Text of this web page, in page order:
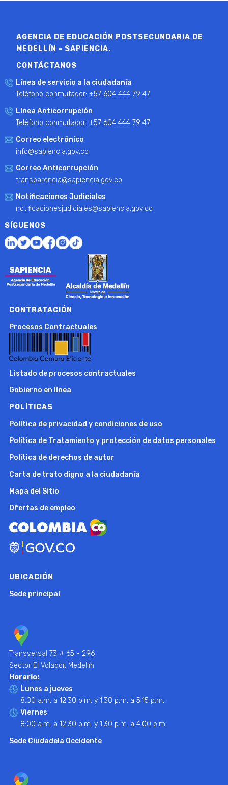
AGENCIA DE EDUCACIÓN POSTSECUNDARIA DE
MEDELLÍN - SAPIENCIA.
CONTÁCTANOS
Línea de servicio a la ciudadanía
Teléfono conmutador: +57 604 444 79 47
Línea Anticorrupción
Teléfono conmutador: +57 604 444 79 47
Correo electrónico
info@sapiencia.gov.co
Correo Anticorrupción
transparencia@sapiencia.gov.co
Notificaciones Judiciales
notificacionesjudiciales@sapiencia.gov.co
SÍGUENOS
CONTRATACIÓN
Procesos Contractuales
Listado de procesos contractuales
Gobierno en línea
POLÍTICAS
Política de privacidad y condiciones de uso
Política de Tratamiento y protección de datos personales
Política de derechos de autor
Carta de trato digno a la ciudadanía
Mapa del Sitio
Ofertas de empleo
UBICACIÓN
Sede principal
Transversal 73 # 65 - 296
Sector El Volador, Medellín
Horario:
Lunes a jueves
8:00 a.m. a 12:30 p.m. y 1:30 p.m. a 5:15 p.m.
Viernes
8:00 a.m. a 12:30 p.m. y 1:30 p.m. a 4:00 p.m.
Sede Ciudadela Occidente